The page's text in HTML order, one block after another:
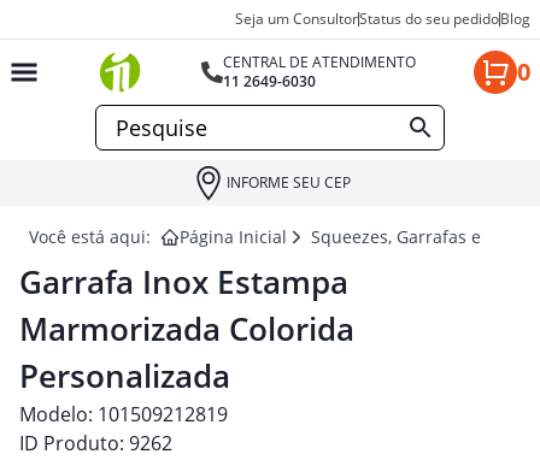
Seja um ConsultorStatus do seu pedidoBlog
CENTRAL DE ATENDIMENTO
11 2649-6030
0
INFORME SEU CEP
Você está aqui: Página Inicial Squeezes, Garrafas e
Garrafa Inox Estampa
Marmorizada Colorida
Personalizada
Modelo: 101509212819
ID Produto: 9262